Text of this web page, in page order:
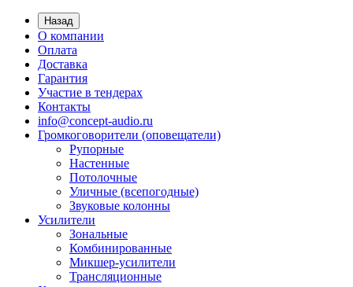
Назад
О компании
Оплата
Доставка
Гарантия
Участие в тендерах
Контакты
info@concept-audio.ru
Громкоговорители (оповещатели)
Рупорные
Настенные
Потолочные
Уличные (всепогодные)
Звуковые колонны
Усилители
Зональные
Комбинированные
Микшер-усилители
Трансляционные